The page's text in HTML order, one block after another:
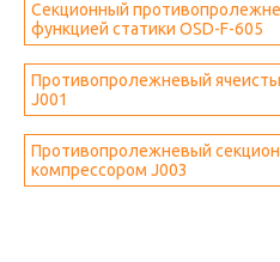
Секционный
функцией статики OSD-F-605
Противопролежневый
J001
Противопролежневый
компрессором J003